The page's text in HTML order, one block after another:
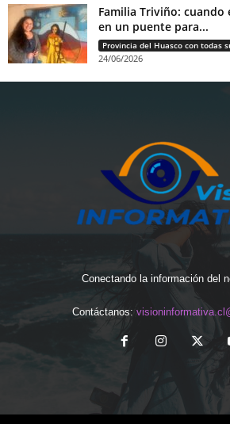
Familia Triviño:
en un puente para...
24/06/2026
Conectando la información del
Contáctanos: